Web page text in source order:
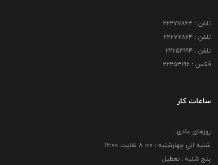
تلفن : 22277863
تلفن : 22277864
تلفن : 22253194
فکس : 22253196
ساعات کار
روزهای عادی:
شنبه الي چهارشنبه : 00: 8 لغايت 16:00
پنج شنبه : تعطیل